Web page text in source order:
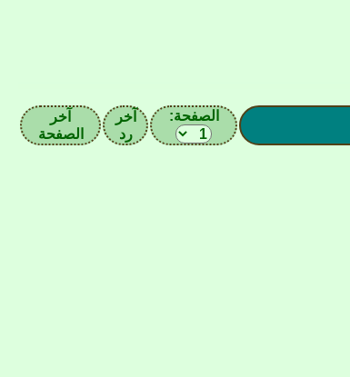
الصفحة:
آخر
رد
آخر
الصفحة